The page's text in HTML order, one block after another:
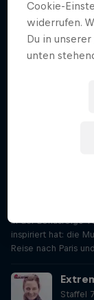
die neue Foo-
Ausgleich und ein
Der einzige
Das
In der Bonusfolge
inspiriert hat: die
Reise nach Paris
Staffel
Cookie-
widerrufen.
Du in unserer
unten